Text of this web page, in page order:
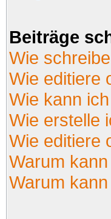
Beiträge
Wie
Wie editiere
Wie kann
Wie erstelle
Wie editiere
Warum
Warum